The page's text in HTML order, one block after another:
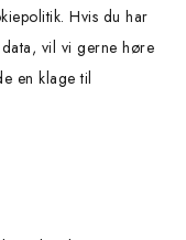
Hvis du har
vil vi gerne høre
en klage til